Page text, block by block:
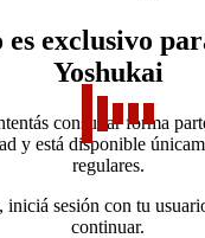
es exclusivo
Yoshukai
consultar forma
y está disponible
regulares.
iniciá sesión con tu
continuar.